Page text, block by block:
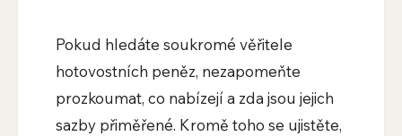
Pokud hledáte soukromé věřitele
hotovostních peněz, nezapomeňte
prozkoumat, co nabízejí a zda jsou jejich
sazby přiměřené. Kromě toho se ujistěte,